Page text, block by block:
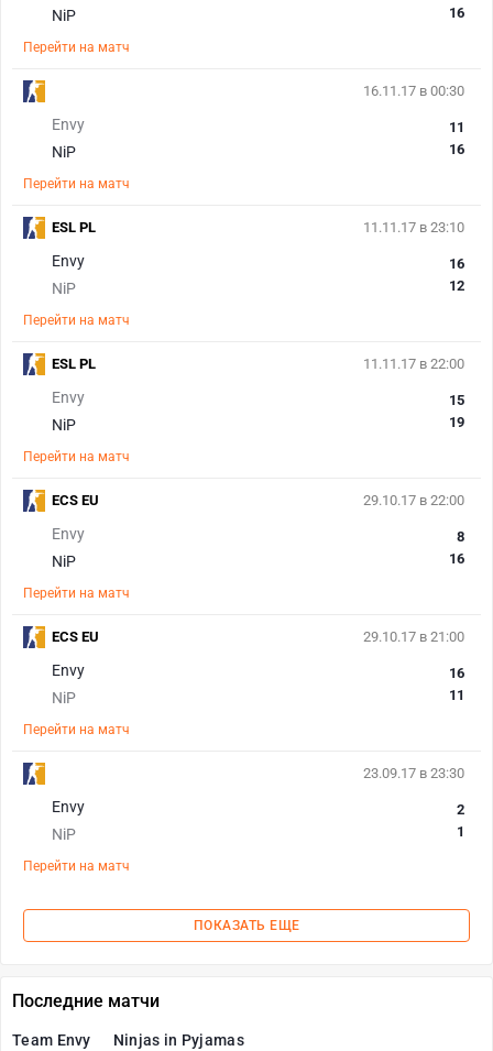
NiP
16
Перейти на матч
16.11.17 в 00:30
Envy
NiP
11
16
Перейти на матч
11.11.17 в 23:10
Envy
NiP
16
12
Перейти на матч
ESL PL
11.11.17 в 22:00
Envy
NiP
15
19
Перейти на матч
ESL PL
29.10.17 в 22:00
Envy
NiP
8
16
Перейти на матч
ECS EU
29.10.17 в 21:00
Envy
NiP
16
11
Перейти на матч
ECS EU
23.09.17 в 23:30
Envy
NiP
2
1
Перейти на матч
ПОКАЗАТЬ ЕЩЕ
Последние матчи
Team Envy Ninjas in Pyjamas